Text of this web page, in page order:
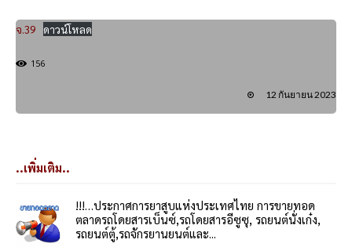
จ.39 ดาวน์โหลด
156
12 กันยายน 2023
..เพิ่มเติม..
!!!…ประกาศการยาสูบแห่งประเทศไทย การขายทอด
ตลาดรถโดยสารเบ็นซ์,รถโดยสารอีซูซุ, รถยนต์นั่งเก๋ง,
รถยนต์ตู้,รถจักรยานยนต์และ...